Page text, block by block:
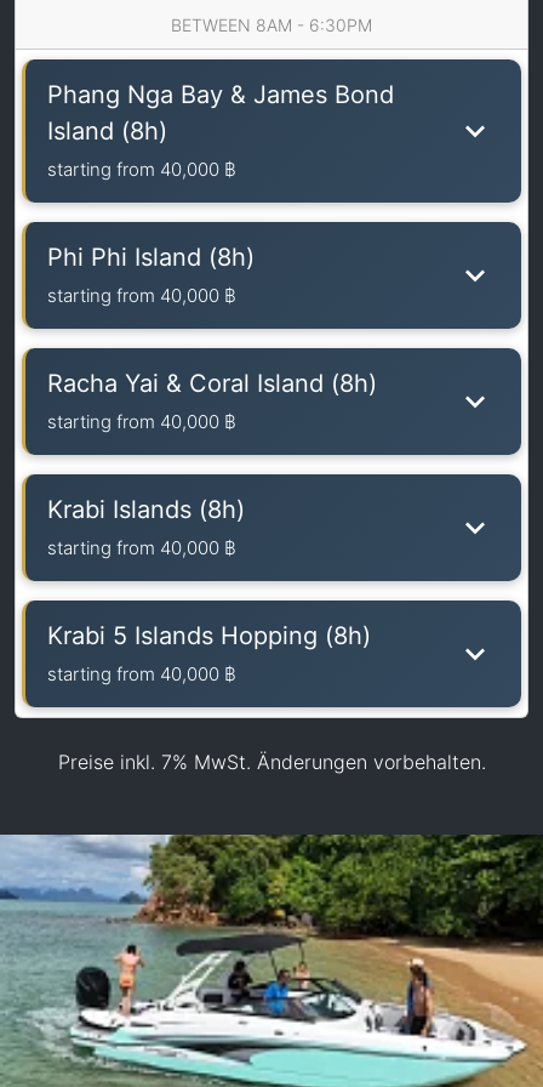
BETWEEN 8AM - 6:30PM
Phang Nga Bay & James Bond
Island (8h)
starting from 40,000 ฿
Phi Phi Island (8h)
starting from 40,000 ฿
Racha Yai & Coral Island (8h)
starting from 40,000 ฿
Krabi Islands (8h)
starting from 40,000 ฿
Krabi 5 Islands Hopping (8h)
starting from 40,000 ฿
Preise inkl. 7% MwSt. Änderungen vorbehalten.